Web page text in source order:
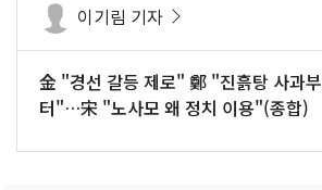
이기림 기자
金 "경선 갈등 제로" 鄭 "진흙탕 사과부
터"…宋 "노사모 왜 정치 이용"(종합)